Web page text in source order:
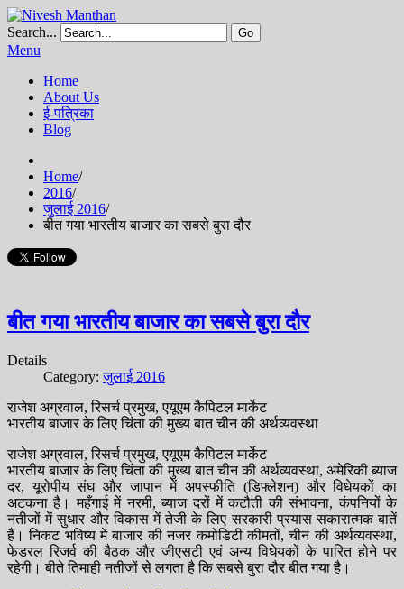
Search... Go
Menu
Home
About Us
ई-पत्रिका
Blog
Home/
2016/
जुलाई 2016/
बीत गया भारतीय बाजार का सबसे बुरा दौर
बीत गया भारतीय बाजार का सबसे बुरा दौर
Details
Category:जुलाई 2016
राजेश अग्रवाल, रिसर्च प्रमुख, एयूएम कैपिटल मार्केट
भारतीय बाजार के लिए चिंता की मुख्य बात चीन की अर्थव्यवस्था
राजेश अग्रवाल, रिसर्च प्रमुख, एयूएम कैपिटल मार्केट
भारतीय बाजार के लिए चिंता की मुख्य बात चीन की अर्थव्यवस्था, अमेरिकी ब्याज
दर, यूरोपीय संघ और जापान में अपस्फीति (डिफ्लेशन) और विधेयकों का
अटकना है। महँगाई में नरमी, ब्याज दरों में कटौती की संभावना, कंपनियों के
नतीजों में सुधार और विकास में तेजी के लिए सरकारी प्रयास सकारात्मक बातें
हैं। निकट भविष्य में बाजार की नजर कमोडिटी कीमतों, चीन की अर्थव्यवस्था,
फेडरल रिजर्व की बैठक और जीएसटी एवं अन्य विधेयकों के पारित होने पर
रहेगी। बीते तिमाही नतीजों से लगता है कि सबसे बुरा दौर बीत गया है।